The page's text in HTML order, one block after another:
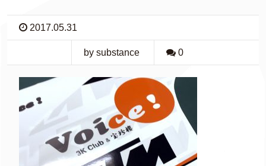
2017.05.31
by substance 0